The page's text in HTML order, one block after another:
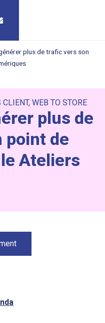
plus de trafic vers son
CLIENT, WEB TO STORE
plus de
point de
Ateliers